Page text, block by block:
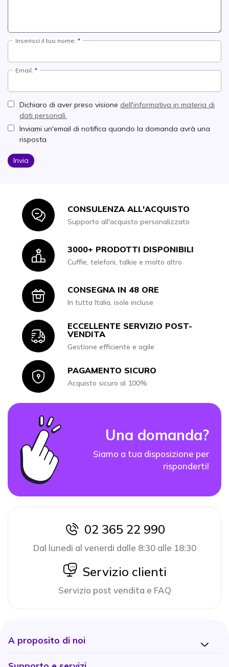
Inserisci il tuo nome:
Email:
Dichiaro di aver preso visione dell'informativa in materia di
dati personali.
Inviami un'email di notifica quando la domanda avrà una
risposta
Invia
IconCONSULENZA ALL'ACQUISTO
Supporto all'acquisto personalizzato
Icon3000+ PRODOTTI DISPONIBILI
Cuffie, telefoni, talkie e molto altro
IconCONSEGNA IN 48 ORE
In tutta Italia, isole incluse
Icon
ECCELLENTE SERVIZIO POST-
VENDITA
Gestione efficiente e agile
IconPAGAMENTO SICURO
Acquisto sicuro al 100%
Una domanda?
Siamo a tua disposizione per
risponderti!
icon
02 365 22 990
Dal lunedi al venerdi dalle 8:30 alle 18:30
icon
Servizio clienti
Servizio post vendita e FAQ
A proposito di noi